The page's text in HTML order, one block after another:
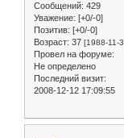
Сообщений: 429
Уважение: [+0/-0]
Позитив: [+0/-0]
Возраст: 37 [1988-11-
Провел на форуме:
Не определено
Последний визит:
2008-12-12 17:09:55